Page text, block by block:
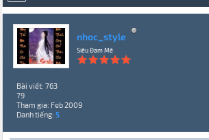
nhoc_style
Siêu Đam Mê
Bài viết: 763
79
Tham gia: Feb 2009
Danh tiếng: 5